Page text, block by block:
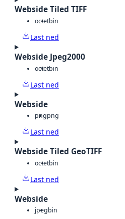
Webside Tiled TIFF
octetbin
Last ned
Webside Jpeg2000
octetbin
Last ned
Webside
pngpng
Last ned
Webside Tiled GeoTIFF
octetbin
Last ned
Webside
jpegbin